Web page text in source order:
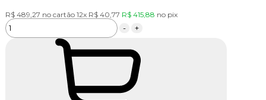
R$ 489,27 no cartão 12x R$ 40,77 R$ 415,88 no pix
- +